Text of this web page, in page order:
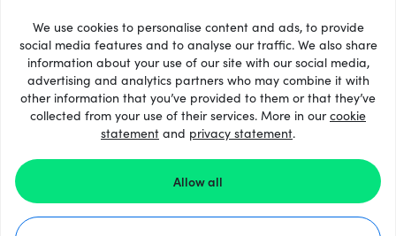
We use cookies to personalise content and ads, to provide
social media features and to analyse our traffic. We also share
information about your use of our site with our social media,
advertising and analytics partners who may combine it with
other information that you’ve provided to them or that they’ve
collected from your use of their services. More in ourcookie
statement and privacy statement.
Allow all
33 + τρόποι πληρωμής
Εμφάνιση όλων
© 2026 Recharge.com